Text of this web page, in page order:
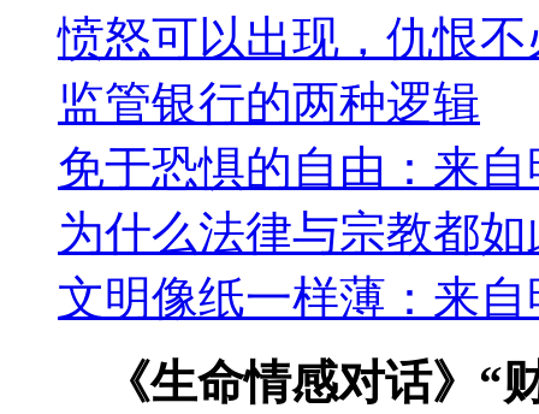
愤怒可以出现，仇恨
监管银行的两种逻辑
免于恐惧的自由：来
为什么法律与宗教都
文明像纸一样薄：来
《生命情感对话》“